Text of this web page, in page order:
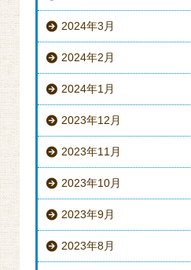
2024年3月
2024年2月
2024年1月
2023年12月
2023年11月
2023年10月
2023年9月
2023年8月